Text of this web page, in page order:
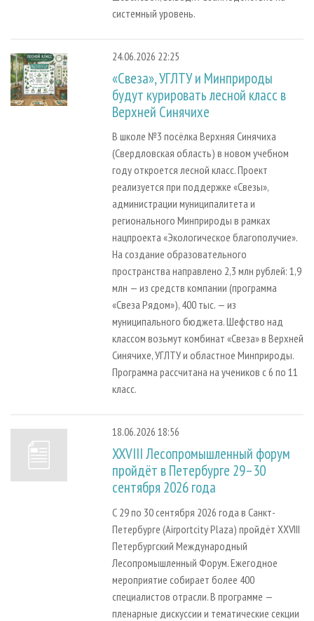
системный уровень.
24.06.2026 22:25
«Свеза», УГЛТУ и Минприроды
будут курировать лесной класс в
Верхней Синячихе
В школе №3 посёлка Верхняя Синячиха
(Свердловская область) в новом учебном
году откроется лесной класс. Проект
реализуется при поддержке «Свезы»,
администрации муниципалитета и
регионального Минприроды в рамках
нацпроекта «Экологическое благополучие».
На создание образовательного
пространства направлено 2,3 млн рублей: 1,9
млн — из средств компании (программа
«Свеза Рядом»), 400 тыс. — из
муниципального бюджета. Шефство над
классом возьмут комбинат «Свеза» в Верхней
Синячихе, УГЛТУ и областное Минприроды.
Программа рассчитана на учеников с 6 по 11
класс.
18.06.2026 18:56
XXVIII Лесопромышленный форум
пройдёт в Петербурге 29–30
сентября 2026 года
С 29 по 30 сентября 2026 года в Санкт-
Петербурге (Airportcity Plaza) пройдёт XXVIII
Петербургский Международный
Лесопромышленный Форум. Ежегодное
мероприятие собирает более 400
специалистов отрасли. В программе —
пленарные дискуссии и тематические секции